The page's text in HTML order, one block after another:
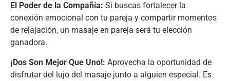
El Poder de la Compañía: Si buscas fortalecer la
conexión emocional con tu pareja y compartir momentos
de relajación, un masaje en pareja será tu elección
ganadora.
¡Dos Son Mejor Que Uno!: Aprovecha la oportunidad de
disfrutar del lujo del masaje junto a alguien especial. Es